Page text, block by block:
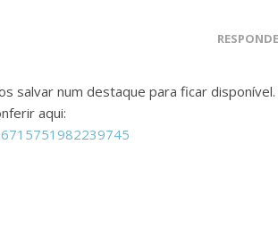
salvar num destaque para ficar disponível.
aqui: